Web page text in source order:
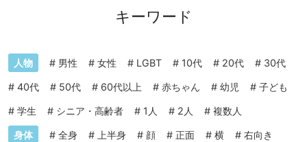
キーワード
人物 # 男性 # 女性 # LGBT # 10代 # 20代 # 30代
# 40代 # 50代 # 60代以上 # 赤ちゃん # 幼児 # 子ども
# 学生 # シニア・高齢者 # 1人 # 2人 # 複数人
身体 # 全身 # 上半身 # 顔 # 正面 # 横 # 右向き